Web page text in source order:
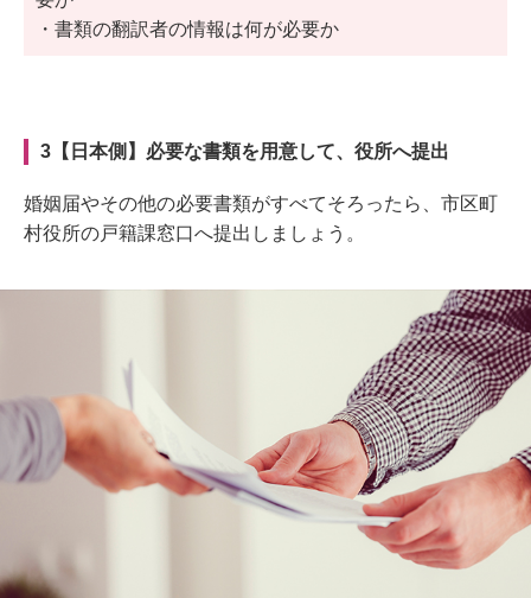
・書類の翻訳者の情報は何が必要か
3【日本側】必要な書類を用意して、役所へ提出
婚姻届やその他の必要書類がすべてそろったら、市区町
村役所の戸籍課窓口へ提出しましょう。